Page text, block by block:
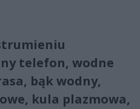
telefon, wodne
bąk wodny,
kula plazmowa,